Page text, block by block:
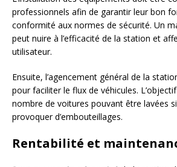
professionnels afin de garantir leur bon
conformité aux normes de sécurité. Un
peut nuire à l’efficacité de la station et
utilisateur.
Ensuite, l’agencement général de la
pour faciliter le flux de véhicules.
nombre de voitures pouvant être lavées
provoquer d’embouteillages.
Rentabilité et